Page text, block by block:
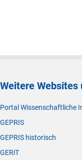
Weitere
Portal Wissenschaftliche
GEPRIS
GEPRIS historisch
GERiT